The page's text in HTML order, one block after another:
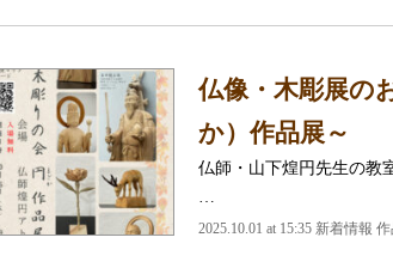
仏像・木彫展
か）作品展～
仏師・山下煌円先生の教
2025.10.01 at 15:35 新着情報